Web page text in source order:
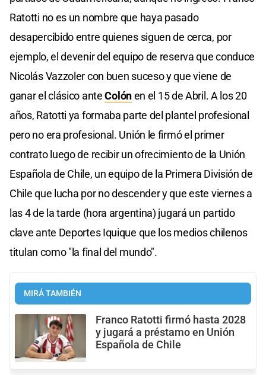
Ratotti no es un nombre que haya pasado
desapercibido entre quienes siguen de cerca, por
ejemplo, el devenir del equipo de reserva que conduce
Nicolás Vazzoler con buen suceso y que viene de
ganar el clásico anteColónen el 15 de Abril. A los 20
años, Ratotti ya formaba parte del plantel profesional
pero no era profesional. Unión le firmó el primer
contrato luego de recibir un ofrecimiento de la Unión
Española de Chile, un equipo de la Primera División de
Chile que lucha por no descender y que este viernes a
las 4 de la tarde (hora argentina) jugará un partido
clave ante Deportes Iquique que los medios chilenos
titulan como "la final del mundo".
MIRÁ TAMBIÉN
Franco Ratotti firmó hasta 2028
y jugará a préstamo en Unión
Española de Chile